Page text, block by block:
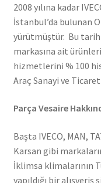
2008 yılına kadar
İstanbul’da bulunan
yürütmüştür. Bu
markasına ait
hizmetlerini % 100
Araç Sanayi ve
Parça Vesaire
Başta IVECO, MAN,
Karsan gibi
İklimsa klimalarının
yapıldığı bir